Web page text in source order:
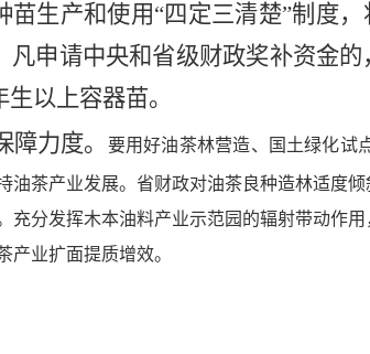
苗生产和使用“四定三清楚”制度
凡申请中央和省级财政奖补资金
以上容器苗。
力度。
要用好油茶林营造、国土绿化试
油茶产业发展。省财政对油茶良种造林适度
充分发挥木本油料产业示范园的辐射带动作
产业扩面提质增效。